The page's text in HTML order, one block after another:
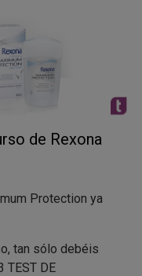
de Rexona
Protection ya
tan sólo debéis
TEST DE